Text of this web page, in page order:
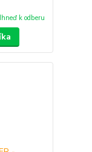
Ihneď k odberu